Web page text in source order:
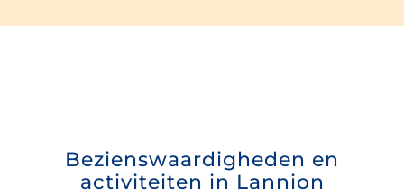
Bezienswaardigheden en
activiteiten in Lannion